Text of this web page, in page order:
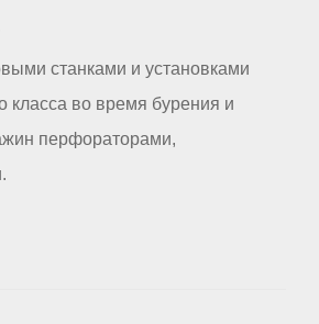
станками и установками
класса во время бурения и
перфораторами,